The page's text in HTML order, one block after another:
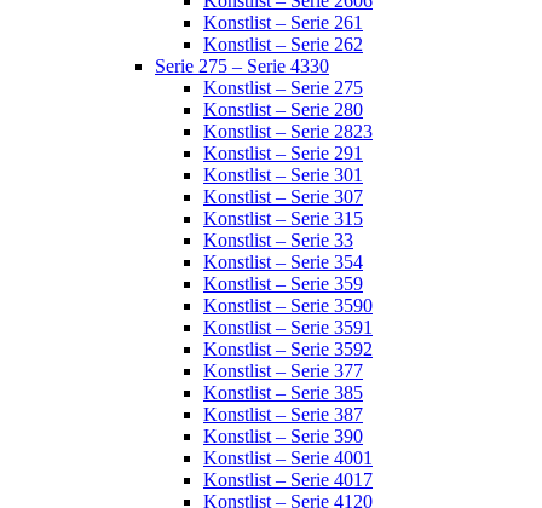
Konstlist – Serie 261
Konstlist – Serie 262
Serie 275 – Serie 4330
Konstlist – Serie 275
Konstlist – Serie 280
Konstlist – Serie 2823
Konstlist – Serie 291
Konstlist – Serie 301
Konstlist – Serie 307
Konstlist – Serie 315
Konstlist – Serie 33
Konstlist – Serie 354
Konstlist – Serie 359
Konstlist – Serie 3590
Konstlist – Serie 3591
Konstlist – Serie 3592
Konstlist – Serie 377
Konstlist – Serie 385
Konstlist – Serie 387
Konstlist – Serie 390
Konstlist – Serie 4001
Konstlist – Serie 4017
Konstlist – Serie 4120